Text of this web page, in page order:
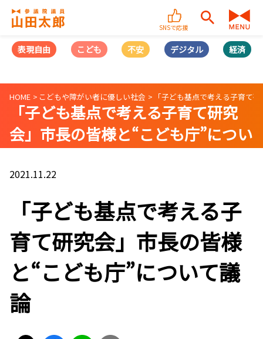
SNSで応援
表現自由 こども 不安 デジタル 経済
HOME こどもや障がい者に優しい社会 「子ども基点で考える子育て
「子ども基点で考える子育て研究
会」市長の皆様と“こども庁”につい
て議論
2021.11.22
「子ども基点で考える子
育て研究会」市長の皆様
と“こども庁”について議
論